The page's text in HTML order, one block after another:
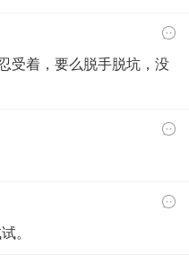
受着，要么脱手脱坑，没
。